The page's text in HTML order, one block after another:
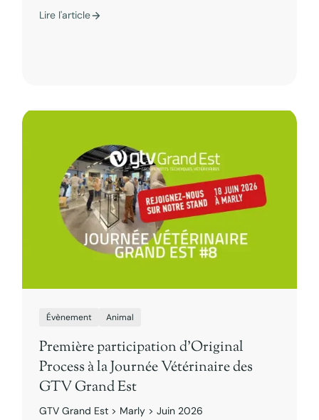
Lire l'article
Évènement Animal
Première participation d’Original
Process à la Journée Vétérinaire des
GTV Grand Est
GTV Grand Est > Marly > Juin 2026